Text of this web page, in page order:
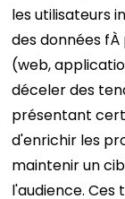
les utilisateurs
des données f
(web,
déceler des
présentant
d'enrichir les
maintenir un
l'audience.